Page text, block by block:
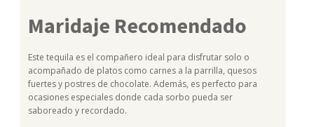
Maridaje Recomendado
Este tequila es el compañero ideal para disfrutar solo o
acompañado de platos como carnes a la parrilla, quesos
fuertes y postres de chocolate. Además, es perfecto para
ocasiones especiales donde cada sorbo pueda ser
saboreado y recordado.